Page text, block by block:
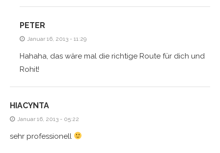
PETER
Januar 16, 2013 - 11:29
Hahaha, das wäre mal die richtige Route für dich und
Rohit!
HIACYNTA
Januar 16, 2013 - 05:22
sehr professionell